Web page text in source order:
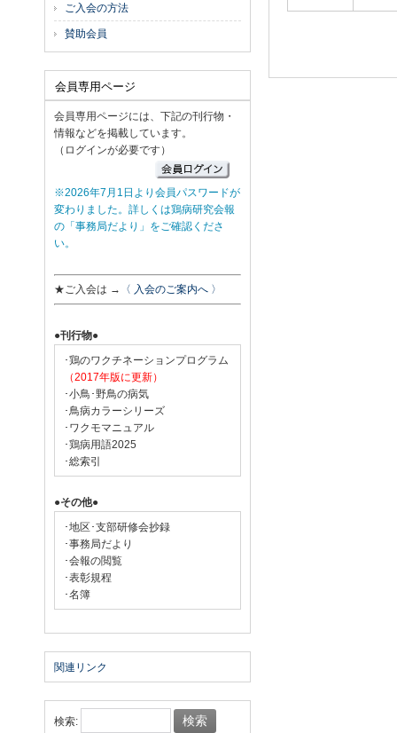
ご入会の方法
賛助会員
会員専用ページ
会員専用ページには、下記の刊行物・
情報などを掲載しています。
（ログインが必要です）
※2026年7月1日より会員パスワードが
変わりました。詳しくは鶏病研究会報
の「事務局だより」をご確認くださ
い。
★ご入会は → 〈 入会のご案内へ 〉
●刊行物●
･鶏のワクチネーションプログラム
（2017年版に更新）
･小鳥･野鳥の病気
･鳥病カラーシリーズ
･ワクモマニュアル
･鶏病用語2025
･総索引
●その他●
･地区･支部研修会抄録
･事務局だより
･会報の閲覧
･表彰規程
･名簿
関連リンク
検索: